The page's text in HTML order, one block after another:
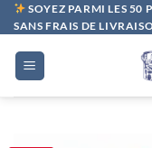
Passer
au
contenu
SOYEZ PARMI LES 50
SANS FRAIS DE